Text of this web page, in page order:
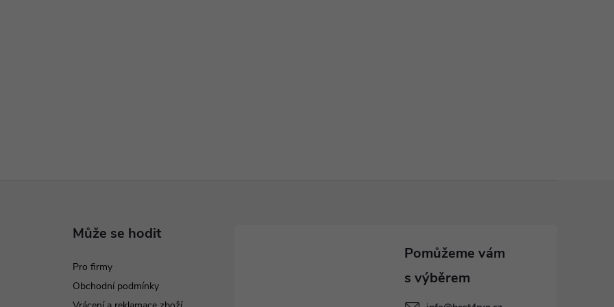
Může se hodit
Pro firmy
Obchodní podmínky